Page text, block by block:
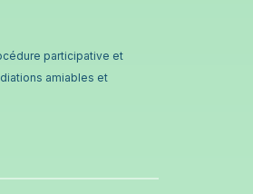
participative et
amiables et